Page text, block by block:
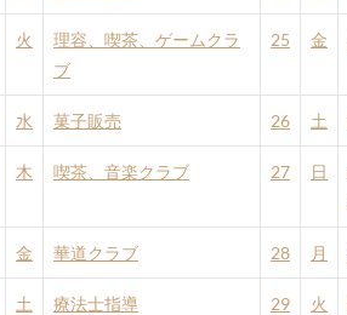
火
理容、喫茶、ゲームクラ
ブ
25 金
水 菓子販売 26 土
木 喫茶、音楽クラブ 27 日
金 華道クラブ 28 月
土 療法士指導 29 火